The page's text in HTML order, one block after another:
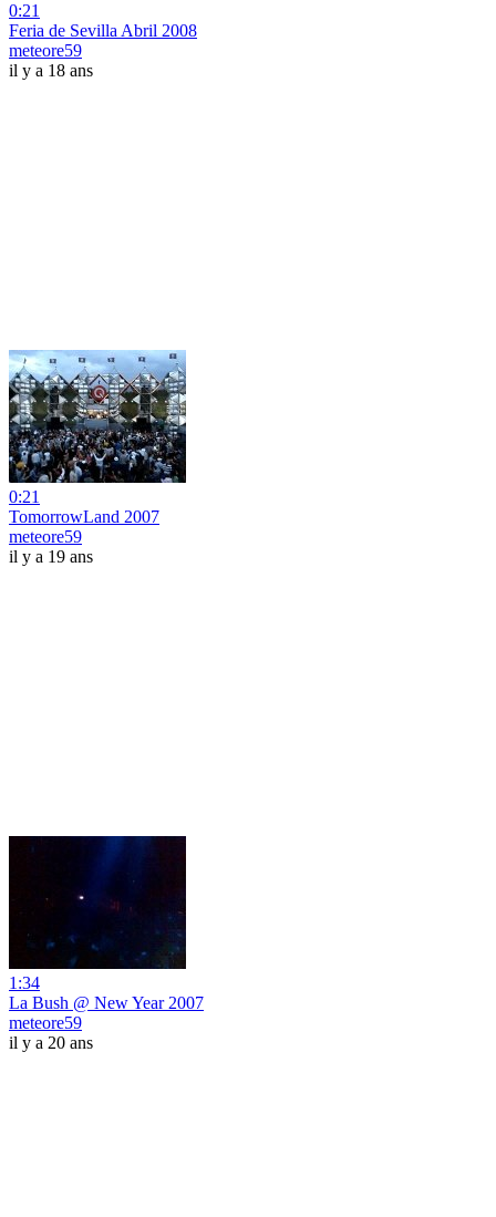
0:21
Feria de Sevilla Abril 2008
meteore59
il y a 18 ans
0:21
TomorrowLand 2007
meteore59
il y a 19 ans
1:34
La Bush @ New Year 2007
meteore59
il y a 20 ans